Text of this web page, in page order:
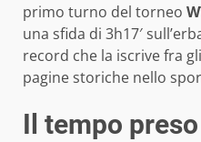
primo turno del torneo
una sfida di 3h17′
record che la iscrive fra
pagine storiche nello
Il tempo